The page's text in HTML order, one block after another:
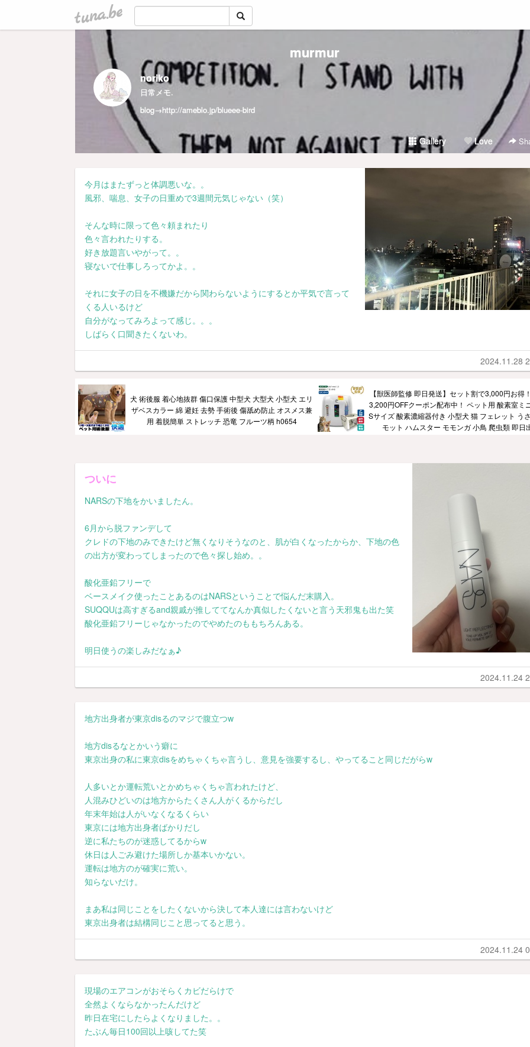
tuna.be
murmur
noriko
日常メモ.
blog→http://ameblo.jp/blueee-bird
Gallery Love
今月はまたずっと体調悪いな。。
風邪、喘息、女子の日重めで3週間元気じゃない（笑）
そんな時に限って色々頼まれたり
色々言われたりする。
好き放題言いやがって。。
寝ないで仕事しろってかよ。。
それに女子の日を不機嫌だから関わらないようにするとか平気で言って
くる人いるけど
自分がなってみろよって感じ。。。
しばらく口聞きたくないわ。
2024.11.28
犬 術後服 着心地抜群 傷口保護 中型犬 大型犬 小型犬 エリ
ザベスカラー 綿 避妊 去勢 手術後 傷舐め防止 オスメス兼
用 着脱簡単 ストレッチ 恐竜 フルーツ柄 h0654
【獣医師監修 即日発送】セット割で3,000円お得
3,200円OFFクーポン配布中！ ペット用 酸素室ミ
Sサイズ 酸素濃縮器付き 小型犬 猫 フェレット う
モット ハムスター モモンガ 小鳥 爬虫類 即日
ついに
NARSの下地をかいましたん。
6月から脱ファンデして
クレドの下地のみできたけど無くなりそうなのと、肌が白くなったからか、下地の色
の出方が変わってしまったので色々探し始め。。
酸化亜鉛フリーで
ベースメイク使ったことあるのはNARSということで悩んだ末購入。
SUQQUは高すぎるand親戚が推しててなんか真似したくないと言う天邪鬼も出た笑
酸化亜鉛フリーじゃなかったのでやめたのももちろんある。
明日使うの楽しみだなぁ♪
2024.11.24
地方出身者が東京disるのマジで腹立つw
地方disるなとかいう癖に
東京出身の私に東京disをめちゃくちゃ言うし、意見を強要するし、やってること同じだがらw
人多いとか運転荒いとかめちゃくちゃ言われたけど、
人混みひどいのは地方からたくさん人がくるからだし
年末年始は人がいなくなるくらい
東京には地方出身者ばかりだし
逆に私たちのが迷惑してるからw
休日は人ごみ避けた場所しか基本いかない。
運転は地方のが確実に荒い。
知らないだけ。
まあ私は同じことをしたくないから決して本人達には言わないけど
東京出身者は結構同じこと思ってると思う。
2024.11.24
現場のエアコンがおそらくカビだらけで
全然よくならなかったんだけど
昨日在宅にしたらよくなりました。。
たぶん毎日100回以上咳してた笑